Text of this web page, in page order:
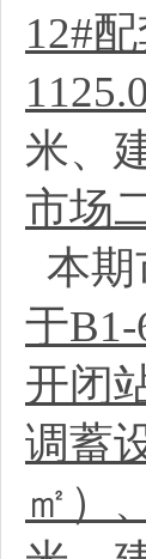
12#
米、
市场
本期
于
开闭
调蓄
㎡）